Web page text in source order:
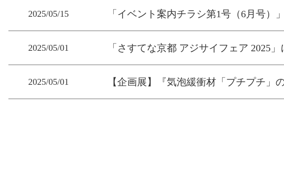
2025/05/15 「イベント案内チラシ第1号（6月号）
2025/05/01 「さすてな京都 アジサイフェア 2025」
2025/05/01 【企画展】『気泡緩衝材「プチプチ」の世界を